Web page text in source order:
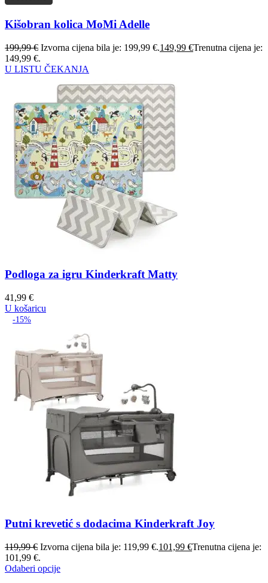
Kišobran kolica MoMi Adelle
199,99€ Izvorna cijena bila je: 199,99 €.149,99 €Trenutna cijena je:
149,99 €.
U LISTU ČEKANJA
Podloga za igru Kinderkraft Matty
41,99 €
U košaricu
-15%
Putni krevetić s dodacima Kinderkraft Joy
119,99€ Izvorna cijena bila je: 119,99 €.101,99 €Trenutna cijena je:
101,99 €.
Odaberi opcije